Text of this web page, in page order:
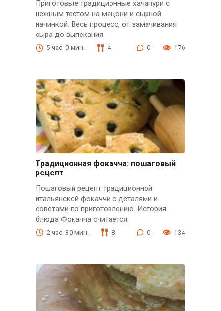
Приготовьте традиционные хачапури с
нежным тестом на мацони и сырной
начинкой. Весь процесс, от замачивания
сыра до выпекания
5 час. 0 мин. 4 0 176
Традиционная фокачча: пошаговый
рецепт
Пошаговый рецепт традиционной
итальянской фокаччи с деталями и
советами по приготовлению. История
блюда Фокачча считается
2 час. 30 мин. 8 0 134